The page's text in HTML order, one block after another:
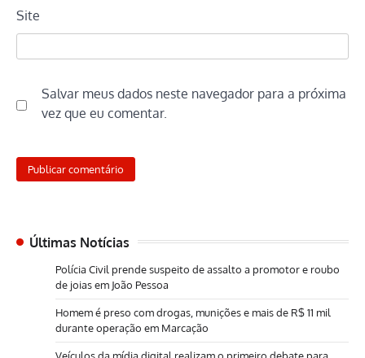
Site
Salvar meus dados neste navegador para a próxima
vez que eu comentar.
Últimas Notícias
Polícia Civil prende suspeito de assalto a promotor e roubo
de joias em João Pessoa
Homem é preso com drogas, munições e mais de R$ 11 mil
durante operação em Marcação
Veículos da mídia digital realizam o primeiro debate para